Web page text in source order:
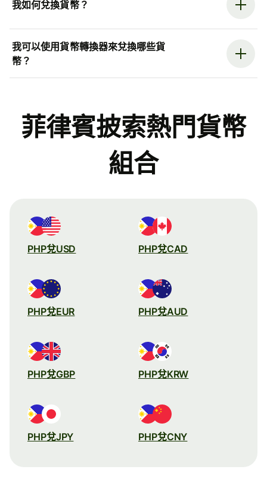
我如何兌換貨幣？
我可以使用貨幣轉換器來兌換哪些貨
幣？
菲律賓披索熱門貨幣
組合
PHP兌USD PHP兌CAD
PHP兌EUR PHP兌AUD
PHP兌GBP PHP兌KRW
PHP兌JPY PHP兌CNY